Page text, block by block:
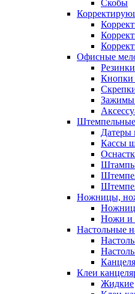
Скобы
Офисные
Кнопки
Зажимы
Датеры
Кассы
Штампы
Ножницы,
Ножи и
Настольные
Клеи
Жидкие